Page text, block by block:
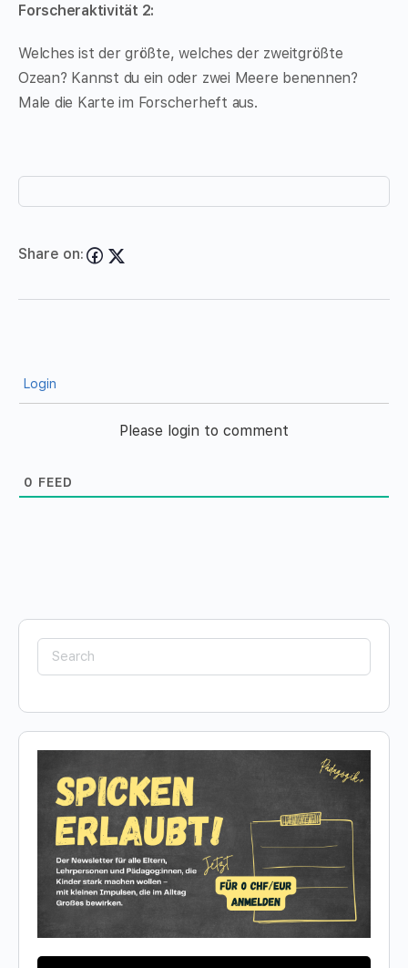
Forscheraktivität 2:
Welches ist der größte, welches der zweitgrößte
Ozean? Kannst du ein oder zwei Meere benennen?
Male die Karte im Forscherheft aus.
Share on:
Login
Please login to comment
0 FEED
Search
for: